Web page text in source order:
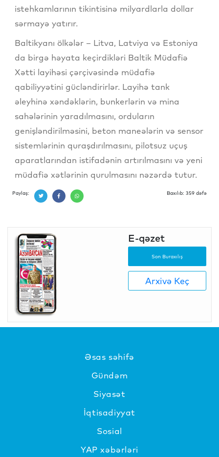
istehkamlarının tikintisinə milyardlarla dollar
sərmayə yatırır.
Baltikyanı ölkələr – Litva, Latviya və Estoniya
da birgə həyata keçirdikləri Baltik Müdafiə
Xətti layihəsi çərçivəsində müdafiə
qabiliyyətini gücləndirirlər. Layihə tank
əleyhinə xəndəklərin, bunkerlərin və mina
sahələrinin yaradılmasını, orduların
genişləndirilməsini, beton maneələrin və sensor
sistemlərinin quraşdırılmasını, pilotsuz uçuş
aparatlarından istifadənin artırılmasını və yeni
müdafiə xətlərinin qurulmasını nəzərdə tutur.
Paylaş: Baxılıb: 359 dəfə
E-qəzet
Son Buraxılış
Arxivə Keç
Əsas səhifə
Gündəm
Siyasət
İqtisadiyyat
Sosial
YAP xəbərləri